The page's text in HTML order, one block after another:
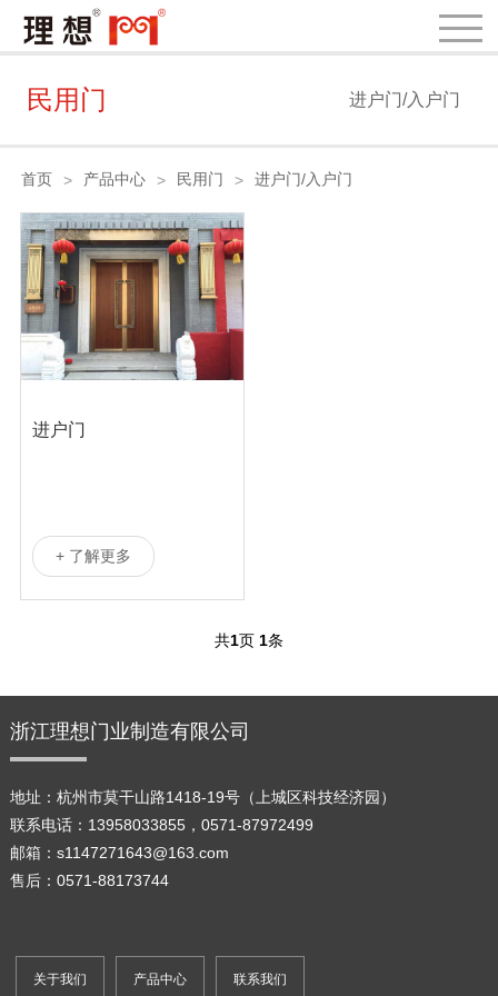
民用门 进户门/入户门
首页 > 产品中心 > 民用门 > 进户门/入户门
进户门
+ 了解更多
共1页 1条
浙江理想门业制造有限公司
地址：杭州市莫干山路1418-19号（上城区科技经济园）
联系电话：13958033855，0571-87972499
邮箱：s1147271643@163.com
售后：0571-88173744
关于我们 产品中心 联系我们